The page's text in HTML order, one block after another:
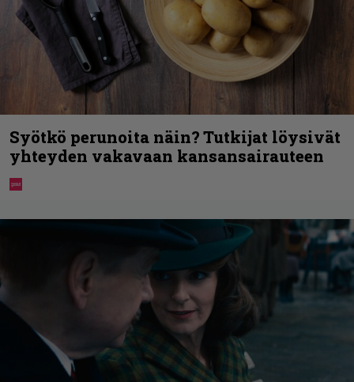
Syötkö perunoita näin? Tutkijat löysivät
yhteyden vakavaan kansansairauteen